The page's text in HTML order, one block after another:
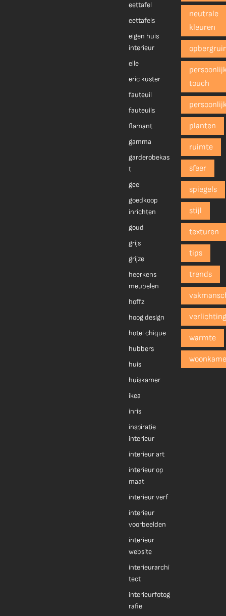
eettafel
eettafels
eigen huis
interieur
elle
eric kuster
fauteuil
fauteuils
flamant
gamma
garderobekas
t
geel
goedkoop
inrichten
goud
grijs
grijze
heerkens
meubelen
hoffz
hoog design
hotel chique
hubbers
huis
huiskamer
ikea
inris
inspiratie
interieur
interieur art
interieur op
maat
interieur verf
interieur
voorbeelden
interieur
website
interieurarchi
tect
interieurfotog
rafie
neutrale
kleuren
touch
planten
ruimte
sfeer
spiegels
stijl
texturen
tips
trends
warmte